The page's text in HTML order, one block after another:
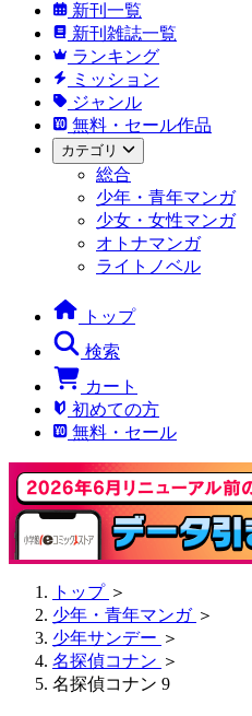
新刊一覧
新刊雑誌一覧
ランキング
ミッション
ジャンル
無料・セール作品
カテゴリ
総合
少年・青年マンガ
少女・女性マンガ
オトナマンガ
ライトノベル
トップ
検索
カート
初めての方
無料・セール
トップ ＞
少年・青年マンガ ＞
少年サンデー ＞
名探偵コナン ＞
名探偵コナン 9